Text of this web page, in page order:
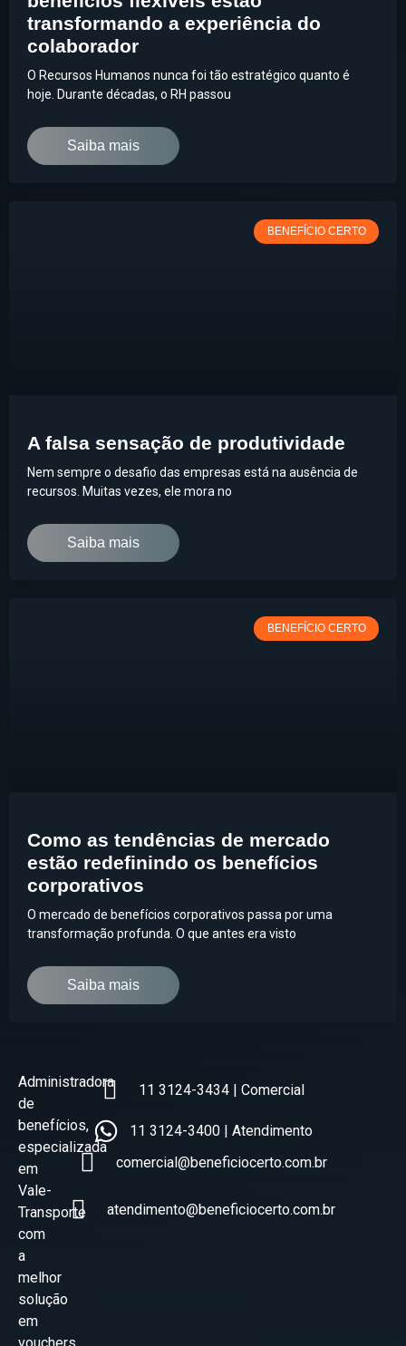
transformando a experiência do
colaborador
O Recursos Humanos nunca foi tão estratégico quanto é
hoje. Durante décadas, o RH passou
Saiba mais
BENEFÍCIO CERTO
A falsa sensação de produtividade
Nem sempre o desafio das empresas está na ausência de
recursos. Muitas vezes, ele mora no
Saiba mais
BENEFÍCIO CERTO
Como as tendências de mercado
estão redefinindo os benefícios
corporativos
O mercado de benefícios corporativos passa por uma
transformação profunda. O que antes era visto
Saiba mais
Administradora
de
benefícios,
especializada
em
Vale-
Transporte
com
a
melhor
solução
em
11 3124-3434 | Comercial
11 3124-3400 | Atendimento
comercial@beneficiocerto.com.br
atendimento@beneficiocerto.com.br